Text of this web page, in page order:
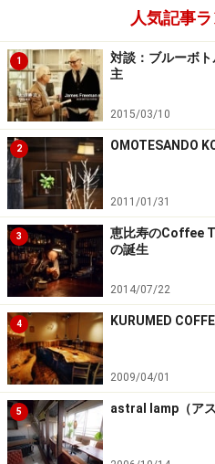
人気記事
1
対談：ブルーボ
主
2015/03/10
2 OMOTESANDO
2011/01/31
3
恵比寿のCoffee
の誕生
2014/07/22
4 KURUMED
2009/04/01
5 astral lamp（ア